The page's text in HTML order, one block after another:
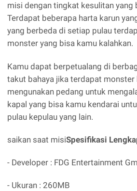
misi dengan tingkat kesulitan yang
Terdapat beberapa harta karun
yang berbeda di setiap pulau
monster yang bisa kamu kalahkan.
Kamu dapat berpetualang di
takut bahaya jika terdapat monster
mengunakan pedang untuk
kapal yang bisa kamu kendarai
pulau kepulau yang lain.
saikan saat misiSpesifikasi
- Developer : FDG Entertainment
- Ukuran : 260MB